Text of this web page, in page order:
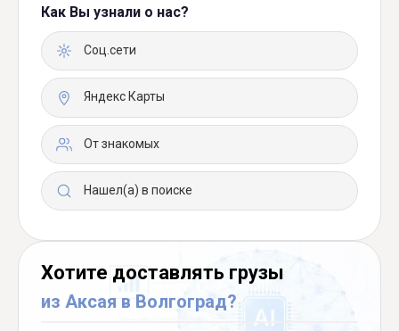
Как Вы узнали о нас?
Соц.сети
Яндекс Карты
От знакомых
Нашел(а) в поиске
Хотите доставлять грузы
из Аксая в Волгоград?